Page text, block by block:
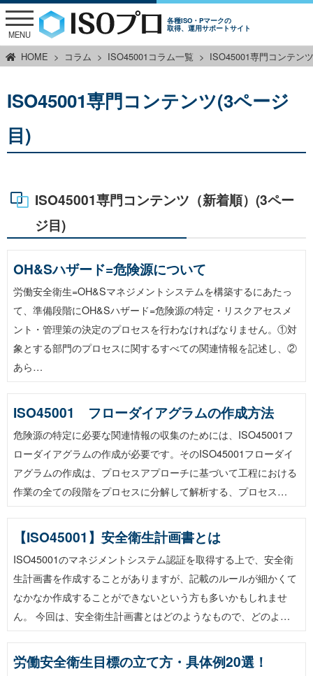
各種ISO・Pマークの
取得、運用サポートサイト
MENU
HOME コラム ISO45001コラム一覧 ISO45001専門コンテンツ
ISO45001専門コンテンツ(3ページ
目)
ISO45001専門コンテンツ（新着順）(3ペー
ジ目)
OH&Sハザード=危険源について
労働安全衛生=OH&Sマネジメントシステムを構築するにあたっ
て、準備段階にOH&Sハザード=危険源の特定・リスクアセスメ
ント・管理策の決定のプロセスを行わなければなりません。①対
象とする部門のプロセスに関するすべての関連情報を記述し、②
あら…
ISO45001 フローダイアグラムの作成方法
危険源の特定に必要な関連情報の収集のためには、ISO45001フ
ローダイアグラムの作成が必要です。そのISO45001フローダイ
アグラムの作成は、プロセスアプローチに基づいて工程における
作業の全ての段階をプロセスに分解して解析する、プロセス…
【ISO45001】安全衛生計画書とは
ISO45001のマネジメントシステム認証を取得する上で、安全衛
生計画書を作成することがありますが、記載のルールが細かくて
なかなか作成することができないという方も多いかもしれませ
ん。 今回は、安全衛生計画書とはどのようなもので、どのよ…
労働安全衛生目標の立て方・具体例20選！